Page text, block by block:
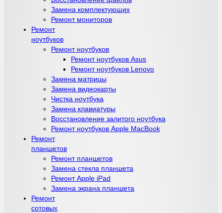
Замена комплектующих
Ремонт мониторов
Ремонт
ноутбуков
Ремонт ноутбуков
Ремонт ноутбуков Asus
Ремонт ноутбуков Lenovo
Замена матрицы
Замена видеокарты
Чистка ноутбука
Замена клавиатуры
Восстановление залитого ноутбука
Ремонт ноутбуков Apple MacBook
Ремонт
планшетов
Ремонт планшетов
Замена стекла планшета
Ремонт Apple iPad
Замена экрана планшета
Ремонт
сотовых